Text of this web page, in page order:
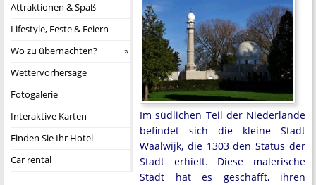
Attraktionen & Spaß
Lifestyle, Feste & Feiern
Wo zu übernachten?
Wettervorhersage
Fotogalerie
Interaktive Karten
Finden Sie Ihr Hotel
Car rental
Im südlichen Teil der Niederlande
befindet sich die kleine Stadt
Waalwijk, die 1303 den Status der
Stadt erhielt. Diese malerische
Stadt hat es geschafft, ihren